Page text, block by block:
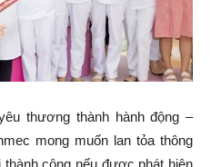
thương thành hành động –
mong muốn lan tỏa thông